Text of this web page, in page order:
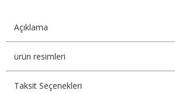
Açıklama
ürün resimleri
Taksit Seçenekleri